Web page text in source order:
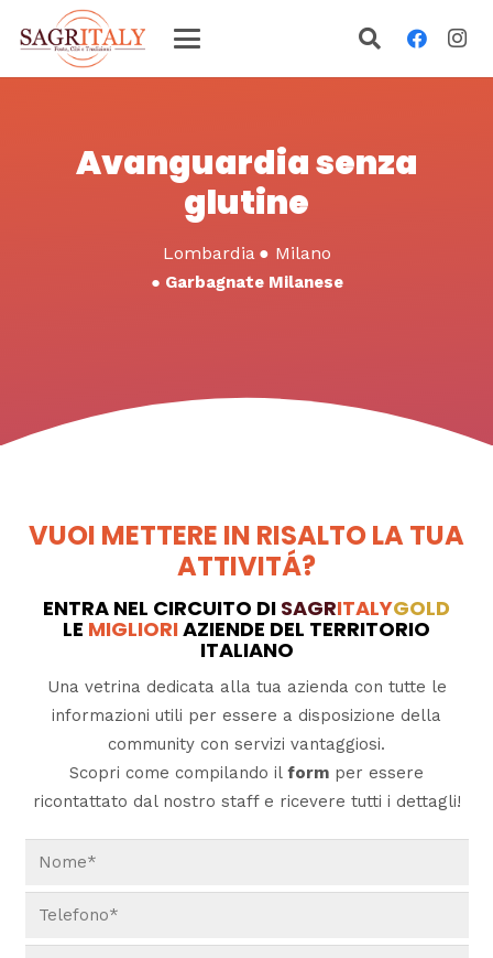
Avanguardia senza
glutine
Lombardia ● Milano
● Garbagnate Milanese
VUOI METTERE IN RISALTO LA TUA
ATTIVITÁ?
ENTRA NEL CIRCUITO DI SAGRITALYGOLD
LE MIGLIORIAZIENDE DEL TERRITORIO
ITALIANO
Una vetrina dedicata alla tua azienda con tutte le
informazioni utili per essere a disposizione della
community con servizi vantaggiosi.
Scopri come compilando il form per essere
ricontattato dal nostro staff e ricevere tutti i dettagli!